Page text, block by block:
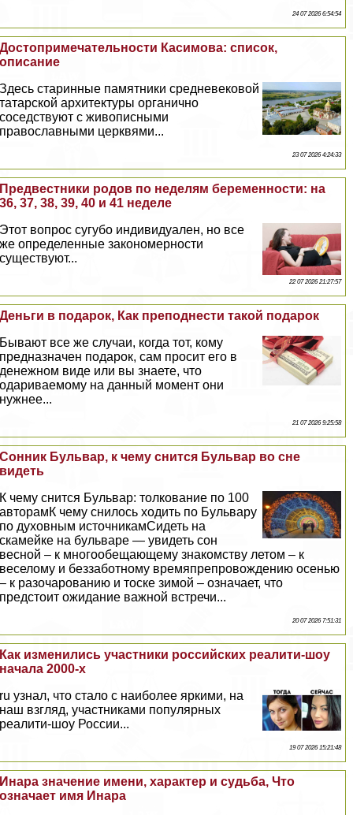
24 07 2026 6:54:54
Достопримечательности Касимова: список,
описание
Здесь старинные памятники средневековой
татарской архитектуры органично
соседствуют с живописными
православными церквями...
23 07 2026 4:24:33
Предвестники родов по неделям беременности: на
36, 37, 38, 39, 40 и 41 неделе
Этот вопрос сугубо индивидуален, но все
же определенные закономерности
существуют...
22 07 2026 21:27:57
Деньги в подарок, Как преподнести такой подарок
Бывают все же случаи, когда тот, кому
предназначен подарок, сам просит его в
денежном виде или вы знаете, что
одариваемому на данный момент они
нужнее...
21 07 2026 9:25:58
Сонник Бульвар, к чему снится Бульвар во сне
видеть
К чему снится Бульвар: толкование по 100
авторамК чему снилось ходить по Бульвару
по духовным источникамСидеть на
скамейке на бульваре — увидеть сон
весной – к многообещающему знакомству летом – к
веселому и беззаботному времяпрепровождению осенью
– к разочарованию и тоске зимой – означает, что
предстоит ожидание важной встречи...
20 07 2026 7:51:31
Как изменились участники российских реалити-шоу
начала 2000-х
ru узнал, что стало с наиболее яркими, на
наш взгляд, участниками популярных
реалити-шоу России...
19 07 2026 15:21:48
Инара значение имени, хаpaктер и судьба, Что
означает имя Инара